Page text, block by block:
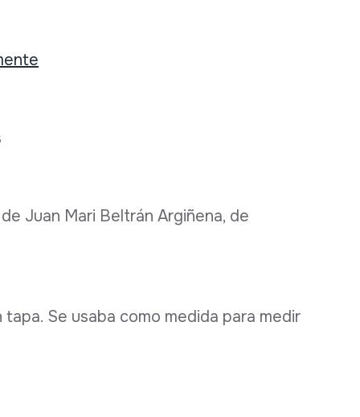
Juan Mari Beltrán Argiñena, de
Se usaba como medida para medir